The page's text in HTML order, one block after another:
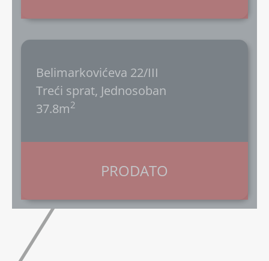
Belimarkovićeva 22/III
Treći sprat, Jednosoban
37.8m2
PRODATO